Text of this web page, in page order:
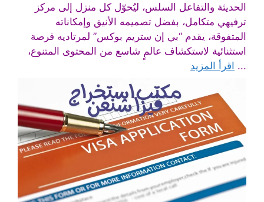
الحديثة والتفاعل السلس، ليُحوّل كل منزل إلى مركز
ترفيهي متكامل، بفضل تصميمه الأنيق وإمكاناته
المتفوقة، يقدم “بي إن ستريم بوكس” لمرتاديه فرصة
استثنائية لاستكشاف عالمٍ شاسع من المحتوى المتنوع،
... اقرأ المزيد